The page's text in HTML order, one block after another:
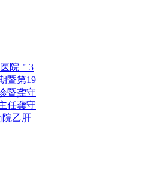
院＂3
暨第19
暨龚守
任龚守
院乙肝